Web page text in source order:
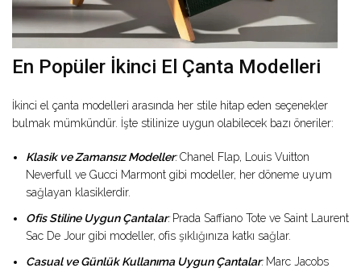
En Popüler İkinci El Çanta Modelleri
İkinci el çanta modelleri arasında her stile hitap eden seçenekler
bulmak mümkündür. İşte stilinize uygun olabilecek bazı öneriler:
Klasik ve Zamansız Modeller:Chanel Flap, Louis Vuitton
Neverfull ve Gucci Marmont gibi modeller, her döneme uyum
sağlayan klasiklerdir.
Ofis Stiline Uygun Çantalar:Prada Saffiano Tote ve Saint Laurent
Sac De Jour gibi modeller, ofis şıklığınıza katkı sağlar.
Casual ve Günlük Kullanıma Uygun Çantalar:Marc Jacobs